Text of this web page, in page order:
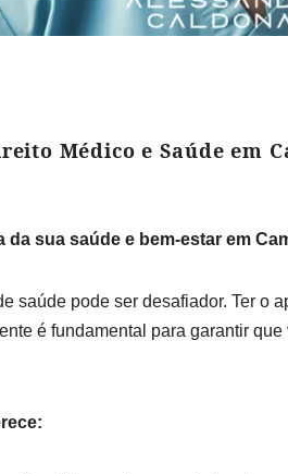
Médico e Saúde em
da sua saúde e bem-estar em
saúde pode ser desafiador. Ter o
é fundamental para garantir